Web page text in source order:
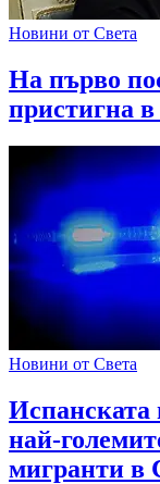
Новини от Света
На първо
пристигна
Новини от Света
Испанската
най-
мигранти в